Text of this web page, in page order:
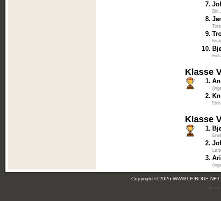
7.
Biri
8.
9.
10.
Klasse
1.
2.
Klasse
1.
2.
3.
Copyright © 2026